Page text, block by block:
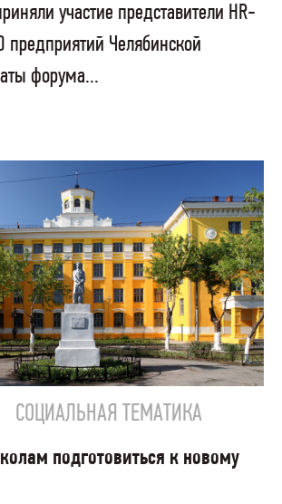
участие представители HR-
предприятий Челябинской
форума...
СОЦИАЛЬНАЯ ТЕМАТИКА
подготовиться к новому